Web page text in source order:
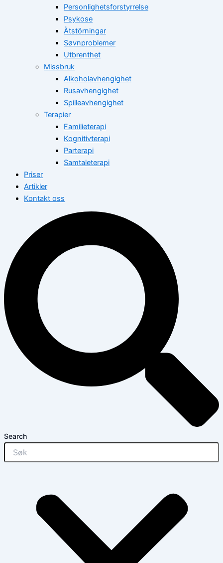
Personlighetsforstyrrelse
Psykose
Ätstörningar
Søvnproblemer
Utbrenthet
Missbruk
Alkoholavhengighet
Rusavhengighet
Spilleavhengighet
Terapier
Familieterapi
Kognitivterapi
Parterapi
Samtaleterapi
Priser
Artikler
Kontakt oss
Search